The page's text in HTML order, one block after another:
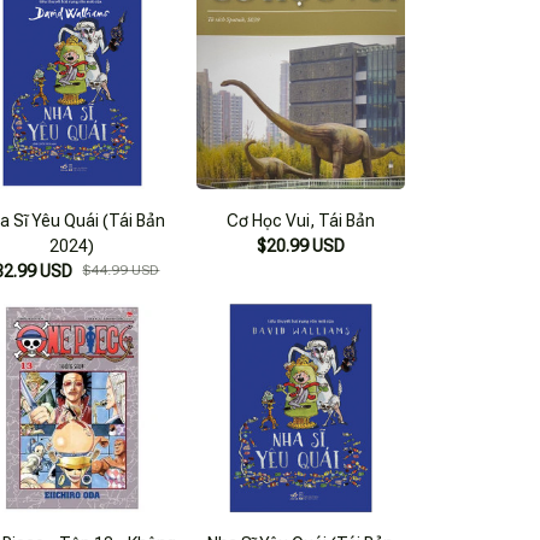
Sĩ Yêu Quái (Tái Bản
2024)
USD
$44.99 USD
Cơ Học Vui, Tái Bản
$20.99 USD